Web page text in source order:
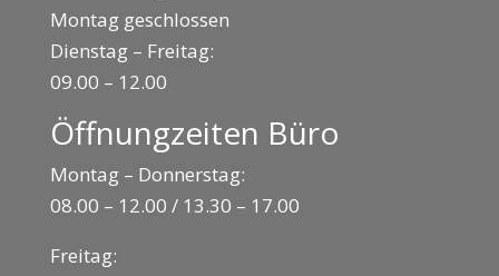
Montag geschlossen
Dienstag – Freitag:
09.00 – 12.00
Öffnungzeiten Büro
Montag – Donnerstag:
08.00 – 12.00 / 13.30 – 17.00
Freitag: